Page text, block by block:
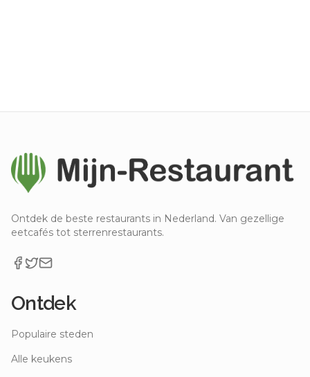
Ontdek de beste restaurants in Nederland. Van gezellige
eetcafés tot sterrenrestaurants.
Ontdek
Populaire steden
Alle keukens